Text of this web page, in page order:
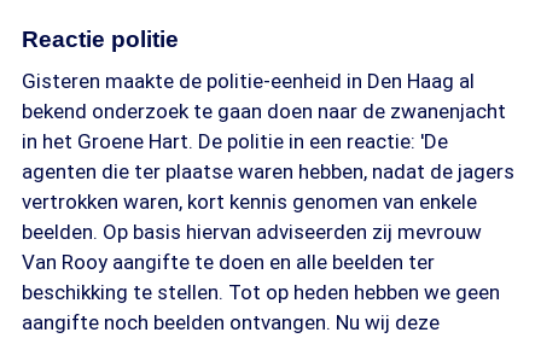
Reactie politie
Gisteren maakte de politie-eenheid in Den Haag al
bekend onderzoek te gaan doen naar de zwanenjacht
in het Groene Hart. De politie in een reactie: 'De
agenten die ter plaatse waren hebben, nadat de jagers
vertrokken waren, kort kennis genomen van enkele
beelden. Op basis hiervan adviseerden zij mevrouw
Van Rooy aangifte te doen en alle beelden ter
beschikking te stellen. Tot op heden hebben we geen
aangifte noch beelden ontvangen. Nu wij deze